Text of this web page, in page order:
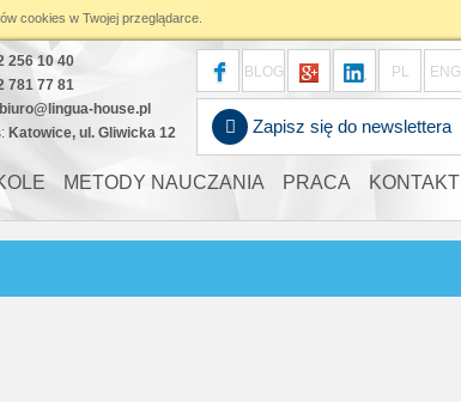
256 10 40
781 77 81
biuro@lingua-house.pl
Katowice, ul. Gliwicka 12
ENG
PL
BLOG
Zapisz się do newslettera
METODY NAUCZANIA PRACA KONTAKT
cookies w Twojej przeglądarce.